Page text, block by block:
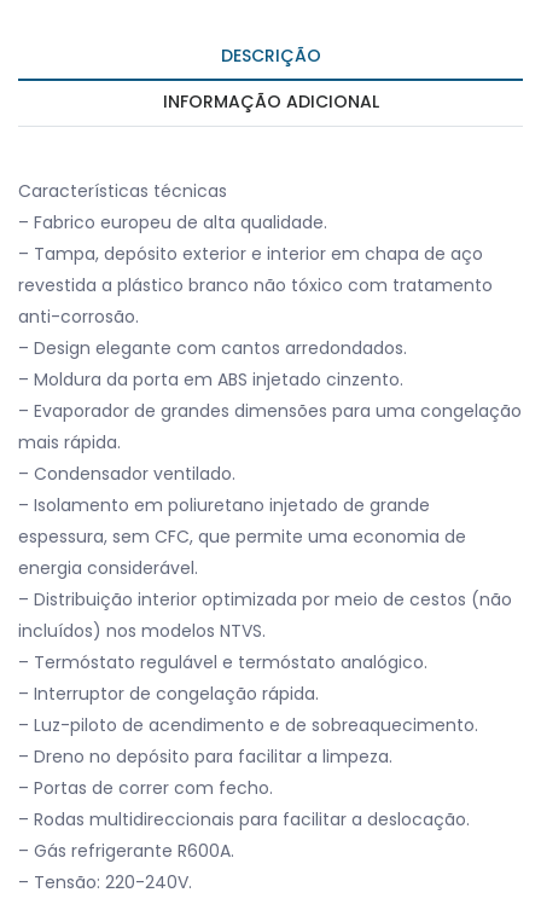
DESCRIÇÃO
INFORMAÇÃO ADICIONAL
Características técnicas
– Fabrico europeu de alta qualidade.
– Tampa, depósito exterior e interior em chapa de aço
revestida a plástico branco não tóxico com tratamento
anti-corrosão.
– Design elegante com cantos arredondados.
– Moldura da porta em ABS injetado cinzento.
– Evaporador de grandes dimensões para uma congelação
mais rápida.
– Condensador ventilado.
– Isolamento em poliuretano injetado de grande
espessura, sem CFC, que permite uma economia de
energia considerável.
– Distribuição interior optimizada por meio de cestos (não
incluídos) nos modelos NTVS.
– Termóstato regulável e termóstato analógico.
– Interruptor de congelação rápida.
– Luz-piloto de acendimento e de sobreaquecimento.
– Dreno no depósito para facilitar a limpeza.
– Portas de correr com fecho.
– Rodas multidireccionais para facilitar a deslocação.
– Gás refrigerante R600A.
– Tensão: 220-240V.